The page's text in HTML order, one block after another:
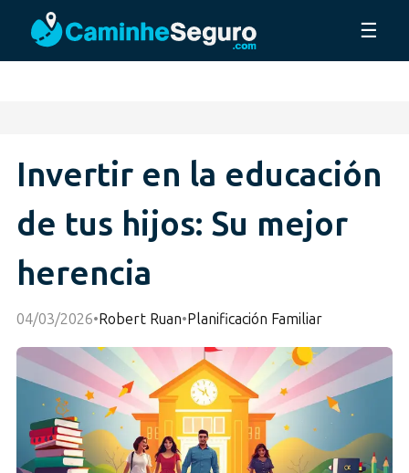
☰
Invertir en la educación
de tus hijos: Su mejor
herencia
04/03/2026•Robert Ruan•Planificación Familiar